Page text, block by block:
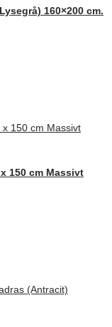
160×200 cm.
150 cm Massivt